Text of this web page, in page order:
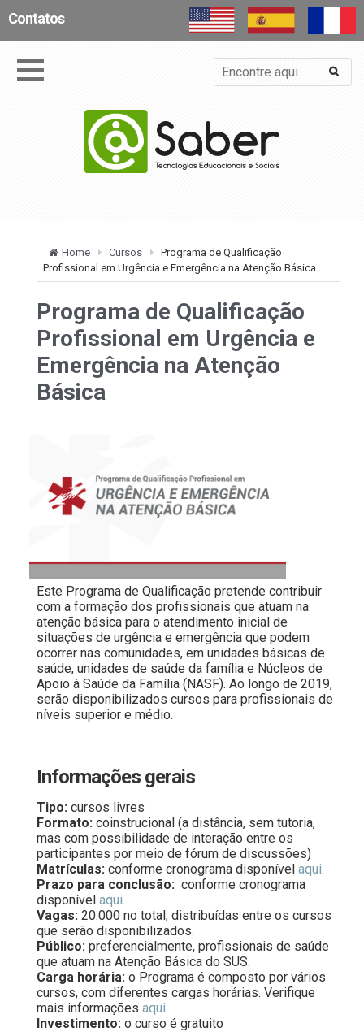
Contatos
Home Cursos
Programa de Qualificação
Profissional em Urgência e Emergência na Atenção Básica
Programa de Qualificação
Profissional em Urgência e
Emergência na Atenção
Básica
Este Programa de Qualificação pretende contribuir
com a formação dos profissionais que atuam na
atenção básica para o atendimento inicial de
situações de urgência e emergência que podem
ocorrer nas comunidades, em unidades básicas de
saúde, unidades de saúde da família e Núcleos de
Apoio à Saúde da Família (NASF). Ao longo de 2019,
serão disponibilizados cursos para profissionais de
níveis superior e médio.
Informações gerais
Tipo: cursos livres
Formato: coinstrucional (a distância, sem tutoria,
mas com possibilidade de interação entre os
participantes por meio de fórum de discussões)
Matrículas: conforme cronograma disponível aqui.
Prazo para conclusão: conforme cronograma
disponível aqui.
Vagas: 20.000 no total, distribuídas entre os cursos
que serão disponibilizados.
Público: preferencialmente, profissionais de saúde
que atuam na Atenção Básica do SUS.
Carga horária: o Programa é composto por vários
cursos, com diferentes cargas horárias. Verifique
mais informações aqui.
Investimento: o curso é gratuito